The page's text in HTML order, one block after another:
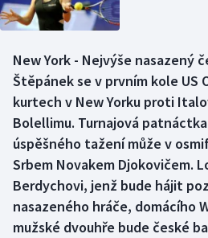
Boby a skeleton
Box
Curling
Dostihy
Florbal
Futsal
AZ kvíz
New York - Nejvýše nasazený
Štěpánek se v prvním kole US
kurtech v New Yorku proti
Bolellimu. Turnajová
úspěšného tažení může v
Srbem Novakem Djokovičem.
Berdychovi, jenž bude hájit
nasazeného hráče, domácího
mužské dvouhře bude české